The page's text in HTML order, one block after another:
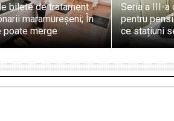
bilete de tratament
maramureșeni; În
poate merge
Seria a III-a
pentru
ce stațiuni